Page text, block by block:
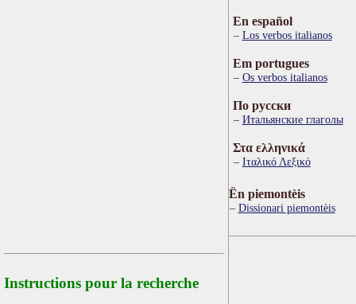
Instructions pour la recherche
En español
Los verbos italianos
Em portugues
Os verbos italianos
По русски
Итальянские глаголы
Στα ελληνικά
Ιταλικό Λεξικό
Ën piemontèis
Dissionari piemontèis